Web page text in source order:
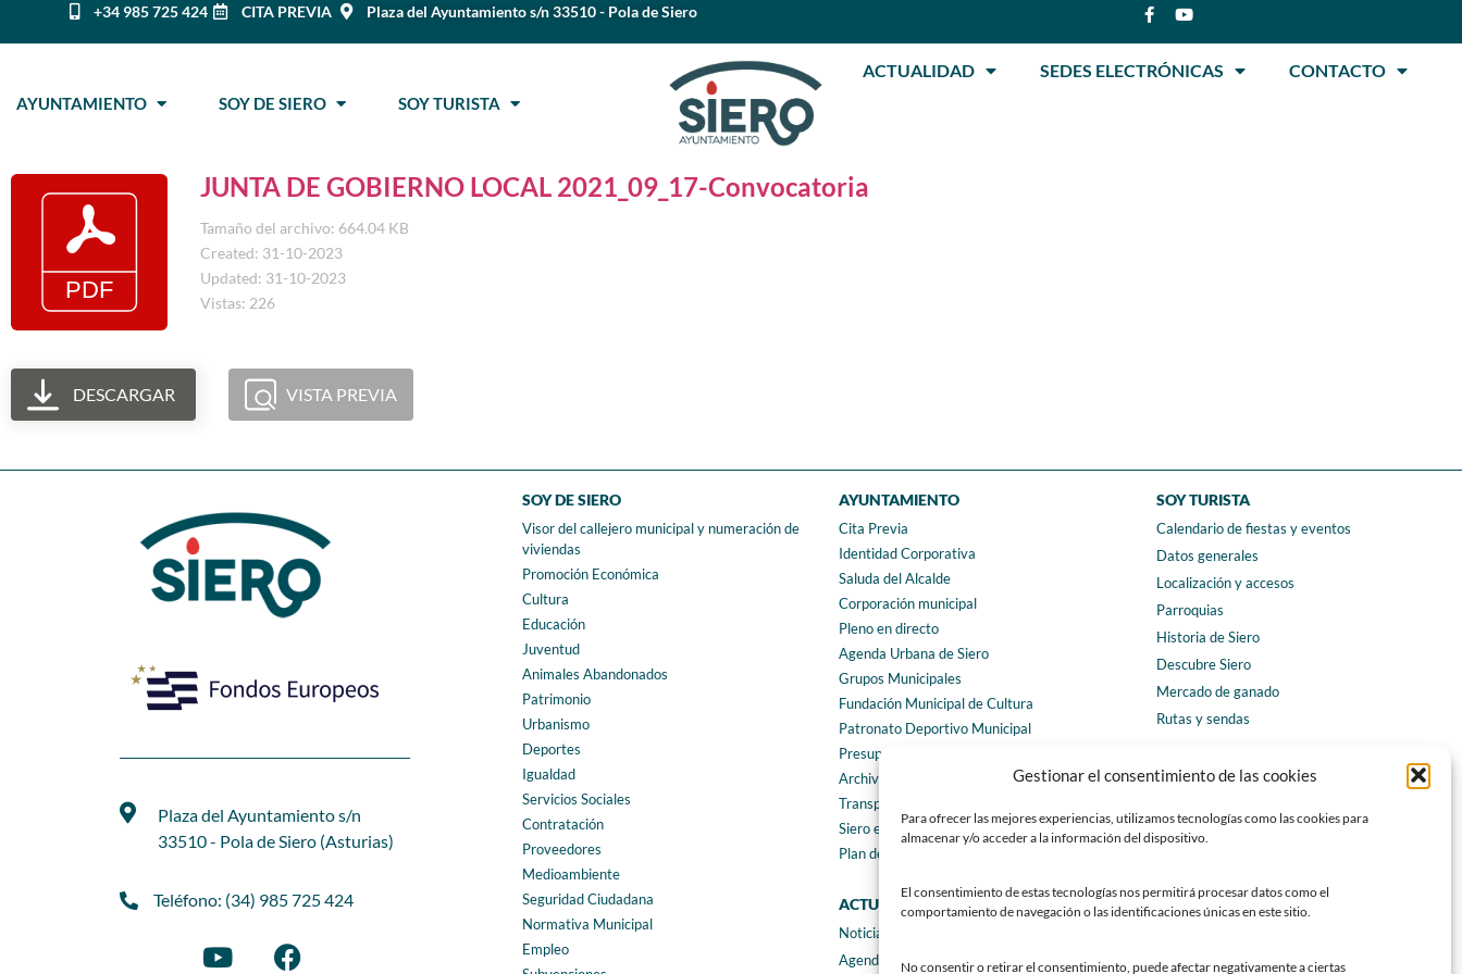
Gestionar el consentimiento de las cookies
Para ofrecer las mejores experiencias, utilizamos tecnologías como las cookies para
almacenar y/o acceder a la información del dispositivo.
El consentimiento de estas tecnologías nos permitirá procesar datos como el
comportamiento de navegación o las identificaciones únicas en este sitio.
No consentir o retirar el consentimiento, puede afectar negativamente a ciertas
+34 985 725 424 CITA PREVIA Plaza del Ayuntamiento s/n 33510 - Pola de Siero
AYUNTAMIENTO SOY DE SIERO SOY TURISTA
ACTUALIDAD SEDES ELECTRÓNICAS CONTACTO
JUNTA DE GOBIERNO LOCAL 2021_09_17-Convocatoria
Tamaño del archivo: 664.04 KB
Created: 31-10-2023
Updated: 31-10-2023
Vistas: 226
DESCARGAR VISTA PREVIA
Plaza del Ayuntamiento s/n
33510 - Pola de Siero (Asturias)
Teléfono: (34) 985 725 424
SOY DE SIERO
Visor del callejero municipal y numeración de
viviendas
Promoción Económica
Cultura
Educación
Juventud
Animales Abandonados
Patrimonio
Urbanismo
Deportes
Igualdad
Servicios Sociales
Contratación
Proveedores
Medioambiente
Seguridad Ciudadana
Normativa Municipal
Empleo
AYUNTAMIENTO
Cita Previa
Identidad Corporativa
Saluda del Alcalde
Corporación municipal
Pleno en directo
Agenda Urbana de Siero
Grupos Municipales
Fundación Municipal de Cultura
Patronato Deportivo Municipal
Presupuestos municipales
Archivo municipal
Transparencia
Siero en Cifras
Plan de igualdad
ACTUALIDAD
Noticias
Agenda
SOY TURISTA
Calendario de fiestas y eventos
Datos generales
Localización y accesos
Parroquias
Historia de Siero
Descubre Siero
Mercado de ganado
Rutas y sendas
CONTACTO
Teléfonos de interés
Formulario de contacto